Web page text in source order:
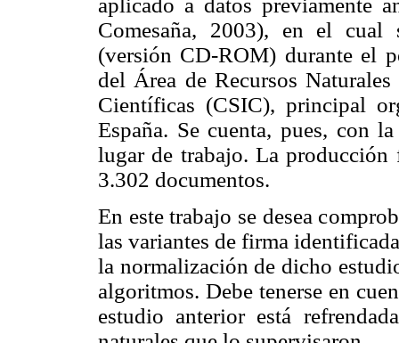
aplicado a datos previamente
Comesaña, 2003), en el
(versión CD-ROM) durante el
del Área de Recursos
Científicas (CSIC), principal
España. Se cuenta, pues, con
lugar de trabajo. La producción
3.302 documentos.
En este trabajo se desea
las variantes de firma
la normalización de dicho
algoritmos. Debe tenerse en
estudio anterior está